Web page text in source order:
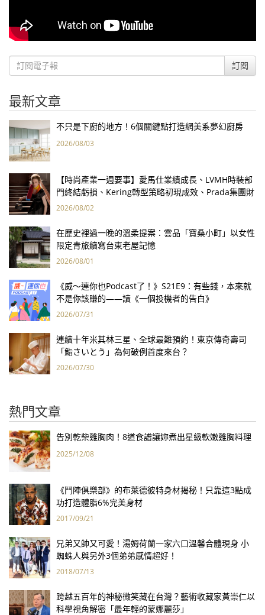
訂閱
最新文章
不只是下廚的地方！6個關鍵點打造網美系夢幻廚房
2026/08/03
【時尚產業一週要事】愛馬仕業績成長、LVMH時裝部
門終結虧損、Kering轉型策略初現成效、Prada集團財
報亮眼
2026/08/02
在歷史裡過一晚的溫柔提案：雲品「寶桑小町」以女性
限定青旅續寫台東老屋記憶
2026/08/01
《威～連你也Podcast了！》S21E9：有些錢，本來就
不是你該賺的——讀《一個投機者的告白》
2026/07/31
連續十年米其林三星、全球最難預約！東京傳奇壽司
「鮨さいとう」為何破例首度來台？
2026/07/30
熱門文章
告別乾柴雞胸肉！8道食譜讓妳煮出星級軟嫩雞胸料理
2025/12/08
《鬥陣俱樂部》的布萊德彼特身材揭秘！只靠這3點成
功打造體脂6%完美身材
2017/09/21
兄弟又帥又可愛！湯姆荷蘭一家六口溫馨合體現身 小
蜘蛛人與另外3個弟弟感情超好！
2018/07/13
跨越五百年的神秘微笑藏在台灣？藝術收藏家黃崇仁以
科學視角解密「最年輕的蒙娜麗莎」